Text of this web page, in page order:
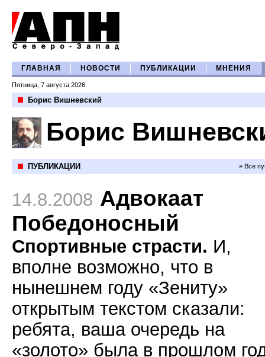
ГЛАВНАЯ НОВОСТИ ПУБЛИКАЦИИ МНЕНИЯ
Пятница, 7 августа 2026
Борис Вишневский
Борис
ПУБЛИКАЦИИ » Все
14.8.2008 Адвокаат
Победоносный
Спортивные страсти. И,
вполне возможно, что в
нынешнем году «Зениту»
открытым текстом сказали:
ребята, ваша очередь на
«золото» была в прошлом